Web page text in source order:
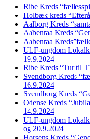
Ribe Kreds
Holbæk kreds
Aalborg Kreds
Aabenraa Kreds
Aabenraa
ULF-ungdom
19.9.2024
Ribe Kreds “Tur til
Svendborg Kreds
16.9.2024
Svendborg Kreds
Odense Kreds
14.9.2024
ULF-ungdom
og 20.9.2024
Horsens Kreds